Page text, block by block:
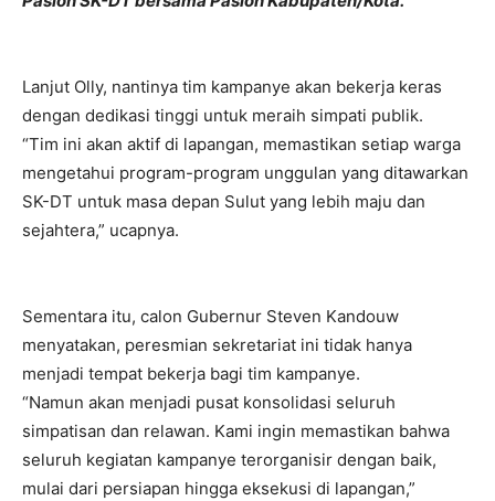
Lanjut Olly, nantinya tim kampanye akan bekerja keras
dengan dedikasi tinggi untuk meraih simpati publik.
“Tim ini akan aktif di lapangan, memastikan setiap warga
mengetahui program-program unggulan yang ditawarkan
SK-DT untuk masa depan Sulut yang lebih maju dan
sejahtera,” ucapnya.
Sementara itu, calon Gubernur Steven Kandouw
menyatakan, peresmian sekretariat ini tidak hanya
menjadi tempat bekerja bagi tim kampanye.
“Namun akan menjadi pusat konsolidasi seluruh
simpatisan dan relawan. Kami ingin memastikan bahwa
seluruh kegiatan kampanye terorganisir dengan baik,
mulai dari persiapan hingga eksekusi di lapangan,”